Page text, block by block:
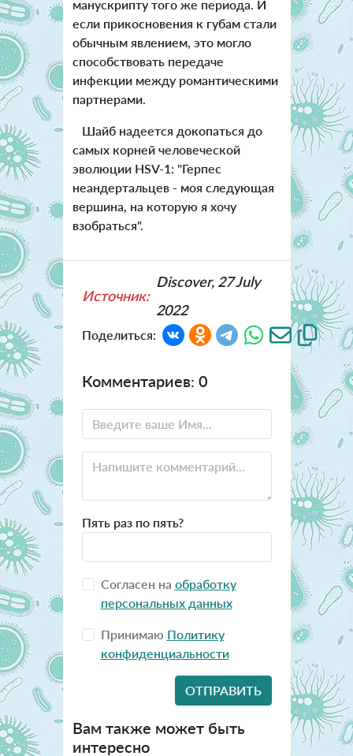
манускрипту того же периода. И
если прикосновения к губам стали
обычным явлением, это могло
способствовать передаче
инфекции между романтическими
партнерами.
Шайб надеется докопаться до
самых корней человеческой
эволюции HSV-1: "Герпес
неандертальцев - моя следующая
вершина, на которую я хочу
взобраться".
Источник:
Discover, 27 July
2022
Поделиться:
Комментариев: 0
Пять раз по пять?
Согласен на обработку
персональных данных
Принимаю Политику
конфиденциальности
Вам также может быть
интересно